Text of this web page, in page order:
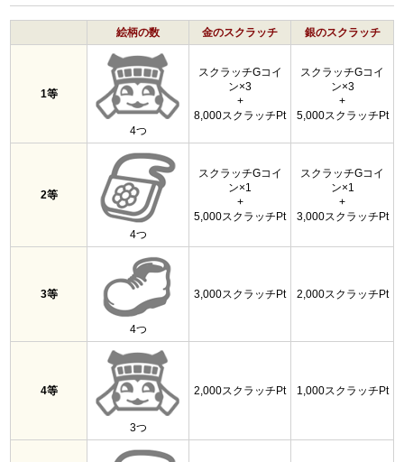
絵柄の数 金のスクラッチ 銀のスクラッチ
1等
4つ
スクラッチGコイ
ン×3
+
8,000スクラッチPt
スクラッチGコイ
ン×3
+
5,000スクラッチPt
2等
4つ
スクラッチGコイ
ン×1
+
5,000スクラッチPt
スクラッチGコイ
ン×1
+
3,000スクラッチPt
3等
4つ
3,000スクラッチPt 2,000スクラッチPt
4等
3つ
2,000スクラッチPt 1,000スクラッチPt